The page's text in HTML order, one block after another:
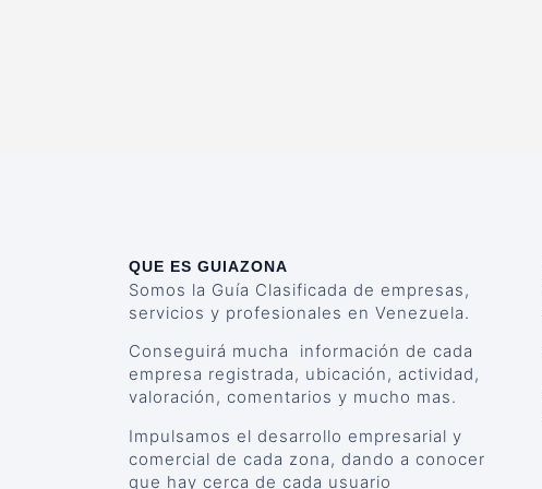
QUE ES GUIAZONA
Somos la Guía Clasificada de empresas,
servicios y profesionales en Venezuela.
Conseguirá mucha información de cada
empresa registrada, ubicación, actividad,
valoración, comentarios y mucho mas.
Impulsamos el desarrollo empresarial y
comercial de cada zona, dando a conocer
que hay cerca de cada usuario